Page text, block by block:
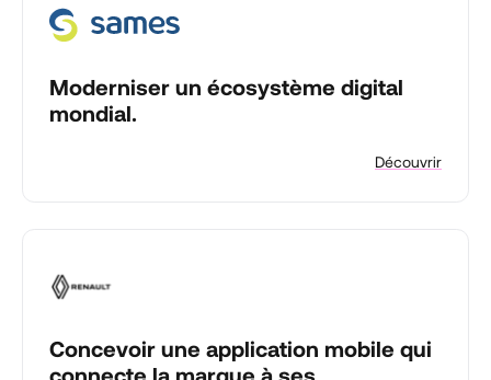
Moderniser un écosystème digital
mondial.
Découvrir
Concevoir une application mobile qui
connecte la marque à ses